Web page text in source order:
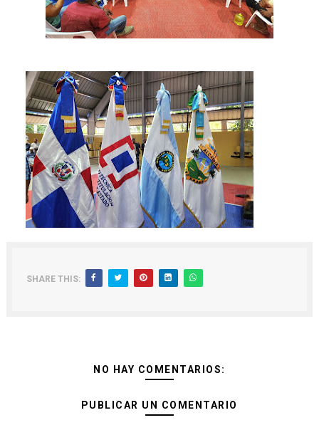
SHARE THIS:
NO HAY COMENTARIOS:
PUBLICAR UN COMENTARIO